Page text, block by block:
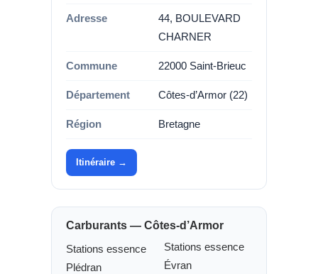
Adresse
44, BOULEVARD
CHARNER
Commune 22000 Saint-Brieuc
Département Côtes-d’Armor (22)
Région Bretagne
Itinéraire →
Carburants — Côtes-d’Armor
Stations essence
Plédran
Stations essence
Évran